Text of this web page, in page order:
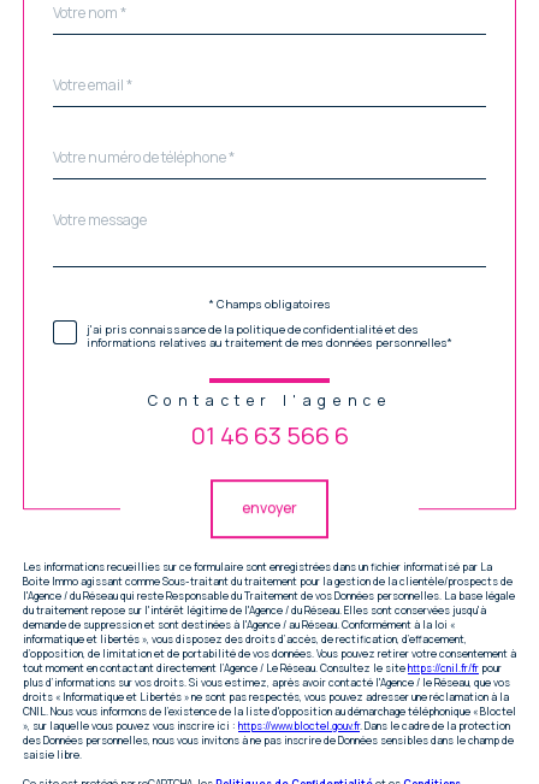
par
*
*
*
Fieldset
Message
*
* Champs obligatoires
j'ai pris connaissance de la politique de confidentialité et des
informations relatives au traitement de mes données personnelles*
Contacter l'agence
01 46 63 566 6
envoyer
Les informations recueillies sur ce formulaire sont enregistrées dans un fichier informatisé par La
Boite Immo agissant comme Sous-traitant du traitement pour la gestion de la clientèle/prospects de
l'Agence / du Réseau qui reste Responsable du Traitement de vos Données personnelles. La base légale
du traitement repose sur l'intérêt légitime de l'Agence / du Réseau. Elles sont conservées jusqu'à
demande de suppression et sont destinées à l'Agence / au Réseau. Conformément à la loi «
informatique et libertés », vous disposez des droits d’accès, de rectification, d’effacement,
d’opposition, de limitation et de portabilité de vos données. Vous pouvez retirer votre consentement à
tout moment en contactant directement l’Agence / Le Réseau. Consultez le sitehttps://cnil.fr/fr pour
plus d’informations sur vos droits. Si vous estimez, après avoir contacté l'Agence / le Réseau, que vos
droits « Informatique et Libertés » ne sont pas respectés, vous pouvez adresser une réclamation à la
CNIL. Nous vous informons de l’existence de la liste d'opposition au démarchage téléphonique « Bloctel
», sur laquelle vous pouvez vous inscrire ici : https://www.bloctel.gouv.fr. Dans le cadre de la protection
des Données personnelles, nous vous invitons à ne pas inscrire de Données sensibles dans le champ de
saisie libre.